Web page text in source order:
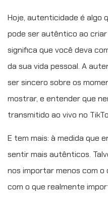
Hoje, autenticidade é algo
pode ser autêntico ao
significa que você deva
da sua vida pessoal. A
ser sincero sobre os
mostrar, e entender que
transmitido ao vivo no
E tem mais: à medida que
sentir mais autênticos.
nos importar menos com o
com o que realmente